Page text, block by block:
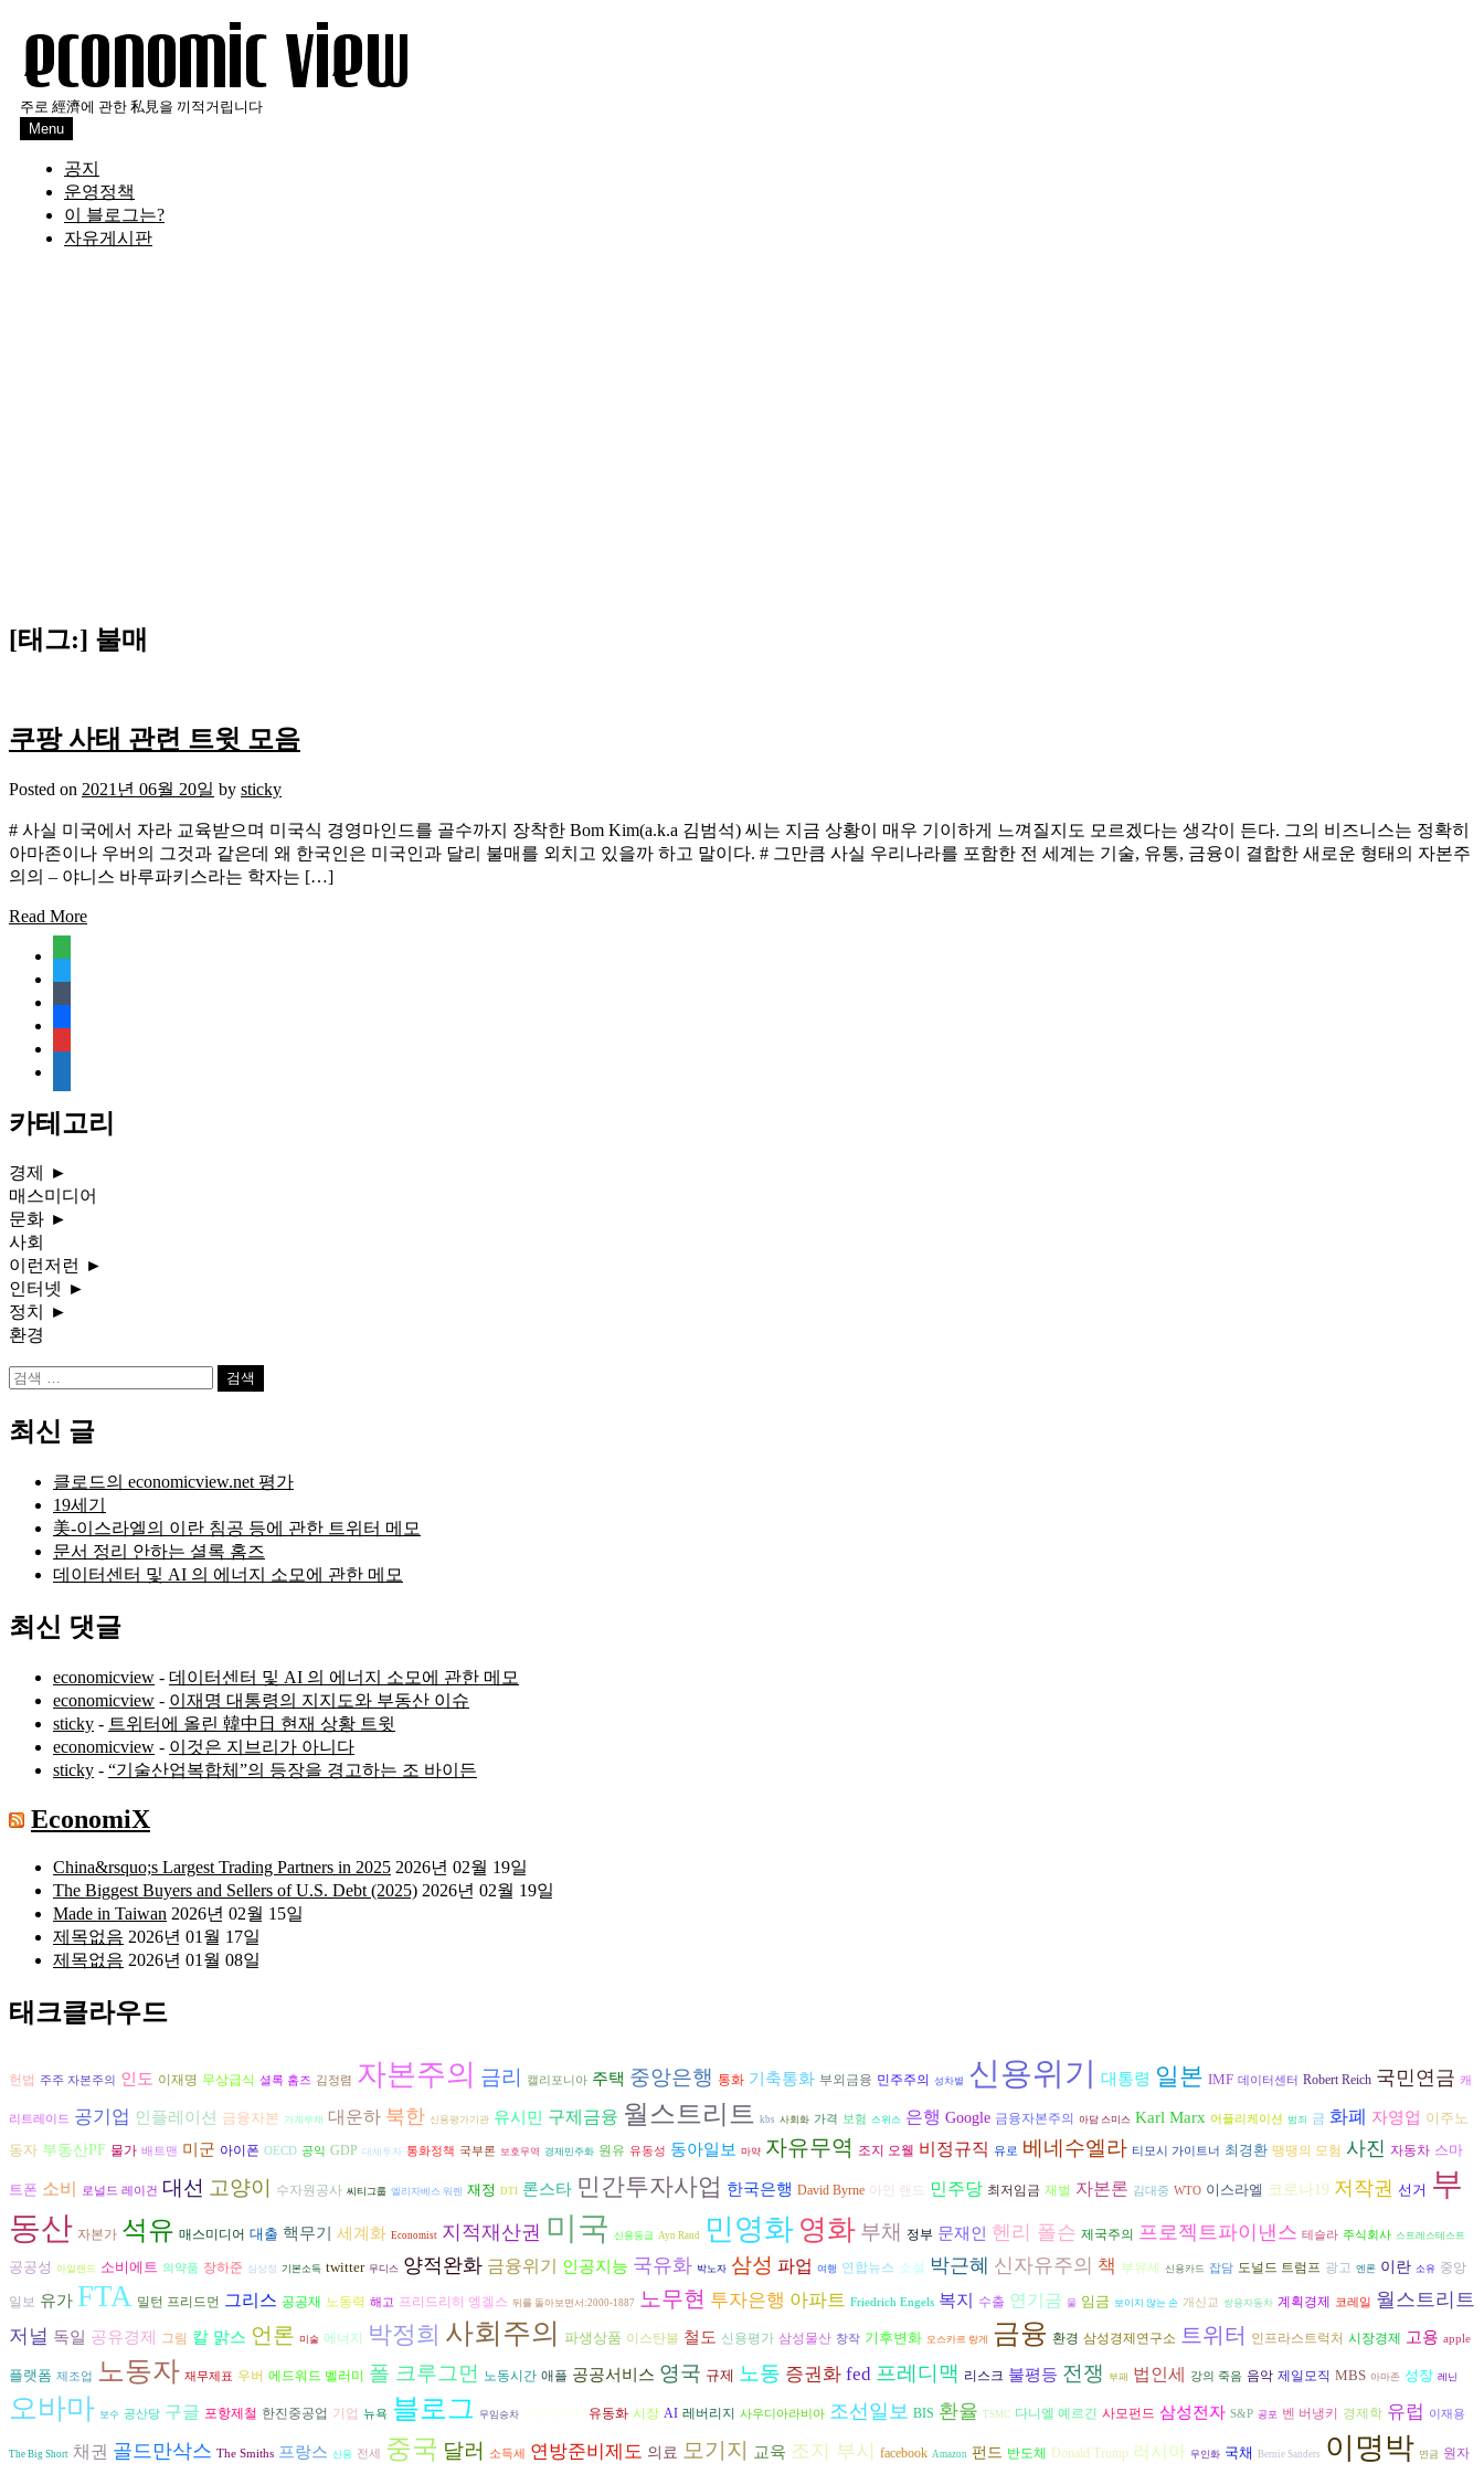
주로 經濟에 관한 私見을 끼적거립니다
Menu
공지
운영정책
이 블로그는?
자유게시판
[태그:] 불매
쿠팡 사태 관련 트윗 모음
Posted on 2021년 06월 20일 by sticky
# 사실 미국에서 자라 교육받으며 미국식 경영마인드를 골수까지 장착한 Bom Kim(a.k.a 김범석) 씨는 지금 상황이 매우 기이하게 느껴질지도 모르겠다는 생각이 든다. 그의 비즈니스는 정확히
아마존이나 우버의 그것과 같은데 왜 한국인은 미국인과 달리 불매를 외치고 있을까 하고 말이다. # 그만큼 사실 우리나라를 포함한 전 세계는 기술, 유통, 금융이 결합한 새로운 형태의 자본주
의의 – 야니스 바루파키스라는 학자는 […]
Read More
document
카테고리
경제
►
매스미디어
문화 ►
사회
이런저런 ►
인터넷 ►
정치
►
환경
검
최신 글
클로드의 economicview.net 평가
19세기
美-이스라엘의 이란 침공 등에 관한 트위터 메모
문서 정리 안하는 셜록 홈즈
데이터센터 및 AI 의 에너지 소모에 관한 메모
최신 댓글
economicview - 데이터센터 및 AI 의 에너지 소모에 관한 메모
economicview - 이재명 대통령의 지지도와 부동산 이슈
sticky - 트위터에 올린 韓中日 현재 상황 트윗
economicview - 이것은 지브리가 아니다
sticky - “기술산업복합체”의 등장을 경고하는 조 바이든
EconomiX
China&rsquo;s Largest Trading Partners in 2025 2026년 02월 19일
The Biggest Buyers and Sellers of U.S. Debt (2025) 2026년 02월 19일
Made in Taiwan 2026년 02월 15일
제목없음 2026년 01월 17일
제목없음 2026년 01월 08일
태크클라우드
헌법 주주 자본주의 인도 이재명 무상급식 셜록 홈즈 김정렴 자본주의 금리 캘리포니아 주택 중앙은행 통화 기축통화 부외금융 민주주의 성차별 신용위기 대통령 일본 IMF 데이터센터 Robert Reich 국민연금 캐
리트레이드 공기업 인플레이션 금융자본 가계부채 대운하 북한 신용평가기관 유시민 구제금융 월스트리트 kbs 사회화 가격 보험 스위스 은행 Google 금융자본주의 아담 스미스 Karl Marx 어플리케이션 범죄 금 화폐 자영업 이주노
동자 부동산PF 물가 배트맨 미군 아이폰 OECD 공익 GDP 대체투자 통화정책 국부론 보호무역 경제민주화 원유 유동성 동아일보 마약 자유무역 조지 오웰 비정규직 유로 베네수엘라 티모시 가이트너 최경환 땡땡의 모험 사진 자동차 스마
트폰 소비 로널드 레이건 대선 고양이 수자원공사 씨티그룹 엘리자베스 워렌 재정 DTI 론스타 민간투자사업 한국은행 David Byrne 아인 랜드 민주당 최저임금 재벌 자본론 김대중 WTO 이스라엘 코로나19 저작권 선거 부
동산 자본가 석유 매스미디어 대출 핵무기 세계화 Economist 지적재산권 미국 신용등급 Ayn Rand 민영화 영화 부채 정부 문재인 헨리 폴슨 제국주의 프로젝트파이낸스 테슬라 주식회사 스트레스테스트
공공성 아일랜드 소비에트 의약품 장하준 심상정 기본소득 twitter 무디스 양적완화 금융위기 인공지능 국유화 박노자 삼성 파업 여행 연합뉴스 소설 박근혜 신자유주의 책 부유세 신용카드 잡담 도널드 트럼프 광고 엔론 이란 소유 중앙
일보 유가 FTA 밀턴 프리드먼 그리스 공공재 노동력 해고 프리드리히 엥겔스 뒤를 돌아보면서:2000-1887 노무현 투자은행 아파트 Friedrich Engels 복지 수출 연기금 물 임금 보이지 않는 손 개신교 쌍용자동차 계획경제 코레일 월스트리트
저널 독일 공유경제 그림 칼 맑스 언론 미술 에너지 박정희 사회주의 파생상품 이스탄불 철도 신용평가 삼성물산 창작 기후변화 오스카르 랑게 금융 환경 삼성경제연구소 트위터 인프라스트럭처 시장경제 고용 apple
플랫폼 제조업 노동자 재무제표 우버 에드워드 벨러미 폴 크루그먼 노동시간 애플 공공서비스 영국 규제 노동 증권화 fed 프레디맥 리스크 불평등 전쟁 부패 법인세 강의 죽음 음악 제일모직 MBS 아마존 성장 레닌
오바마 보수 공산당 구글 포항제철 한진중공업 기업 뉴욕 블로그 무임승차 유동화 시장 AI 레버리지 사우디아라비아 조선일보 BIS 환율 TSMC 다니엘 예르긴 사모펀드 삼성전자 S&P 공포 벤 버냉키 경제학 유럽 이재용
The Big Short 채권 골드만삭스 The Smiths 프랑스 신용 전세 중국 달러 소득세 연방준비제도 의료 모기지 교육 조지 부시 facebook Amazon 펀드 반도체 Donald Trump 러시아 무인화 국채 Bernie Sanders 이명박 연금 원자